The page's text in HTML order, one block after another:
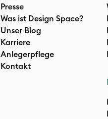
Presse
Was ist Design Space?
Unser Blog
Karriere
Anlegerpflege
Kontakt